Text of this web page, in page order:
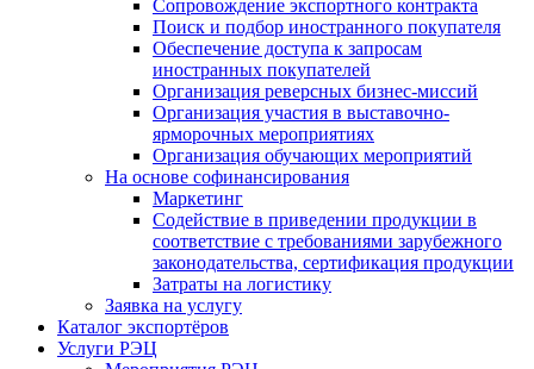
Сопровождение экспортного контракта
Поиск и подбор иностранного покупателя
Обеспечение доступа к запросам
иностранных покупателей
Организация реверсных бизнес-миссий
Организация участия в выставочно-
ярморочных мероприятиях
Организация обучающих мероприятий
На основе софинансирования
Маркетинг
Содействие в приведении продукции в
соответствие с требованиями зарубежного
законодательства, сертификация продукции
Затраты на логистику
Заявка на услугу
Каталог экспортёров
Услуги РЭЦ